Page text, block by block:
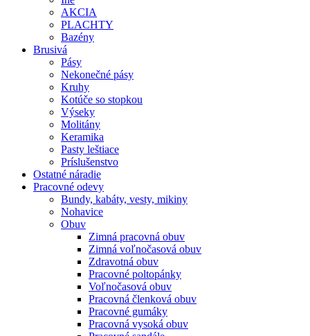
AKCIA
PLACHTY
Bazény
Brusivá
Pásy
Nekonečné pásy
Kruhy
Kotúče so stopkou
Výseky
Molitány
Keramika
Pasty leštiace
Príslušenstvo
Ostatné náradie
Pracovné odevy
Bundy, kabáty, vesty, mikiny
Nohavice
Obuv
Zimná pracovná obuv
Zimná voľnočasová obuv
Zdravotná obuv
Pracovné poltopánky
Voľnočasová obuv
Pracovná členková obuv
Pracovné gumáky
Pracovná vysoká obuv